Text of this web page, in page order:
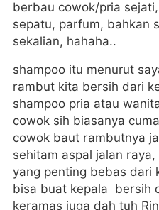
berbau cowok/pria
sepatu, parfum, bahkan
sekalian, hahaha..
shampoo itu menurut
rambut kita bersih dari
shampoo pria atau
cowok sih biasanya
cowok baut rambutnya
sehitam aspal jalan
yang penting bebas dari
bisa buat kepala bersih
keramas juga dah tuh